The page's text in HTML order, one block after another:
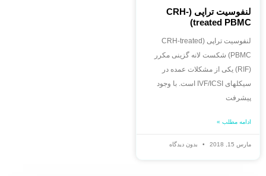
لنفوسیت تراپی (CRH-
treated PBMC)
لنفوسیت تراپی (CRH-treated
PBMC) شکست لانه گزینی مکرر
(RIF) یکی از مشکلات عمده در
سیکلهای IVF/ICSI است. با وجود
پیشرفت
ادامه مطلب »
مارس 15, 2018 بدون دیدگاه